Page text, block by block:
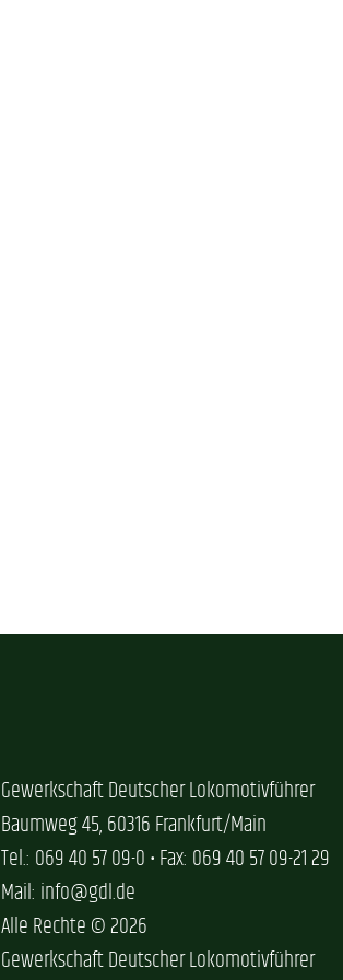
Gewerkschaft Deutscher Lokomotivführer
Baumweg 45, 60316 Frankfurt/Main
Tel.: 069 40 57 09-0 • Fax: 069 40 57 09-21 29
Mail: info@gdl.de
Alle Rechte © 2026
Gewerkschaft Deutscher Lokomotivführer